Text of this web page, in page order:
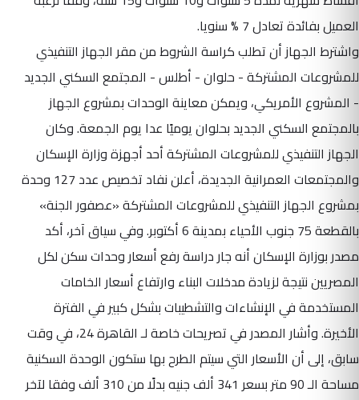
العميل بفائدة تعادل 7 % سنويا.
واشترط الجهاز أن تطلب كراسة الشروط من مقر الجهاز التنفيذي
للمشروعات المشتركة - حلوان - أطلس - المجتمع السكني الجديد
- المشروع الأمريكي، ويمكن معاينة الوحدات بمشروع الجهاز
بالمجتمع السكني الجديد بحلوان يوميًا عدا يوم الجمعة. وكان
الجهاز التنفيذي للمشروعات المشتركة أحد أجهزة وزارة الإسكان
والمجتمعات العمرانية الجديدة، أعلن نفاد تخصيص عدد 127 وحدة
بمشروع الجهاز التنفيذي للمشروعات المشتركة «عصفور الجنة»
بالقطعة 75 جنوب الأحياء بمدينة 6 أكتوبر. وفي سياق آخر، أكد
مصدر بوزارة الإسكان أنه جار دراسة رفع أسعار وحدات سكن لكل
المصريين نتيجة لزيادة مدخلات البناء وارتفاع أسعار الخامات
المستخدمة في الإنشاءات والتشطيبات بشكل كبير في الفترة
الأخيرة. وأشار المصدر في تصريحات خاصة لـ القاهرة 24، في وقت
سابق، إلى أن الأسعار التي سيتم الطرح بها ستكون الوحدة السكنية
مساحة الـ 90 متر بسعر 341 ألف جنيه بدلًا من 310 ألف وفقا لآخر